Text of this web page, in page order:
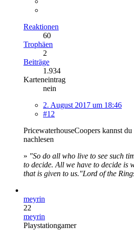
Reaktionen
60
Trophäen
2
Beiträge
1.934
Karteneintrag
nein
2. August 2017 um 18:46
#12
PricewaterhouseCoopers kannst
nachlesen
» "So do all who live to see such
to decide. All we have to decide is
that is given to us."Lord of the
meyrin
22
meyrin
Playstationgamer